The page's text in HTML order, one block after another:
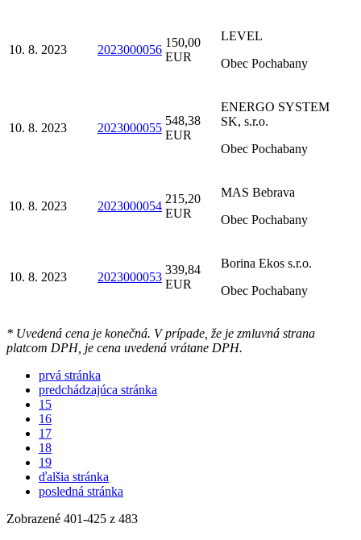
10. 8. 2023 2023000056
150,00
EUR
LEVEL
Obec Pochabany
10. 8. 2023 2023000055
548,38
EUR
ENERGO SYSTEM
SK, s.r.o.
Obec Pochabany
10. 8. 2023 2023000054
215,20
EUR
MAS Bebrava
Obec Pochabany
10. 8. 2023 2023000053
339,84
EUR
Borina Ekos s.r.o.
Obec Pochabany
* Uvedená cena je konečná. V prípade, že je zmluvná strana
platcom DPH, je cena uvedená vrátane DPH.
prvá stránka
predchádzajúca stránka
15
16
17
18
19
ďalšia stránka
posledná stránka
Zobrazené 401-425 z 483